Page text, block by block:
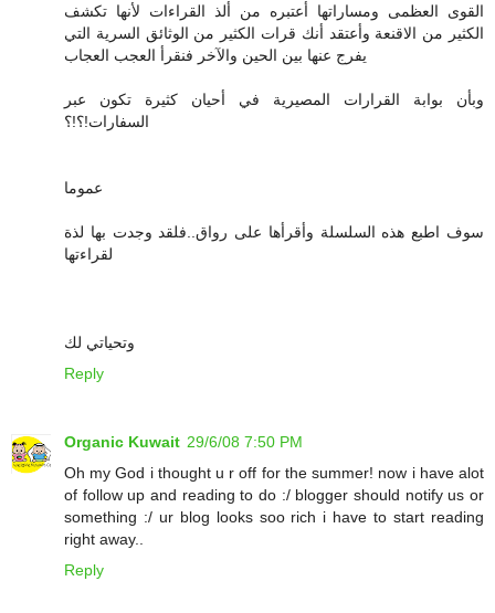
القوى العظمى ومساراتها أعتبره من ألذ القراءات لأنها تكشف
الكثير من الاقنعة وأعتقد أنك قرات الكثير من الوثائق السرية التي
يفرج عنها بين الحين والآخر فنقرأ العجب العجاب
وبأن بوابة القرارات المصيرية في أحيان كثيرة تكون عبر
السفارات!؟!؟
عموما
سوف اطبع هذه السلسلة وأقرأها على رواق..فلقد وجدت بها لذة
لقراءتها
وتحياتي لك
Reply
Organic Kuwait 29/6/08 7:50 PM
Oh my God i thought u r off for the summer! now i have alot
of follow up and reading to do :/ blogger should notify us or
something :/ ur blog looks soo rich i have to start reading
right away..
Reply